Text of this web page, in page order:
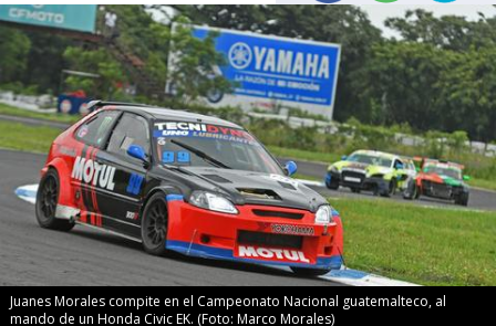
Juanes Morales compite en el Campeonato Nacional guatemalteco, al
mando de un Honda Civic EK. (Foto: Marco Morales)